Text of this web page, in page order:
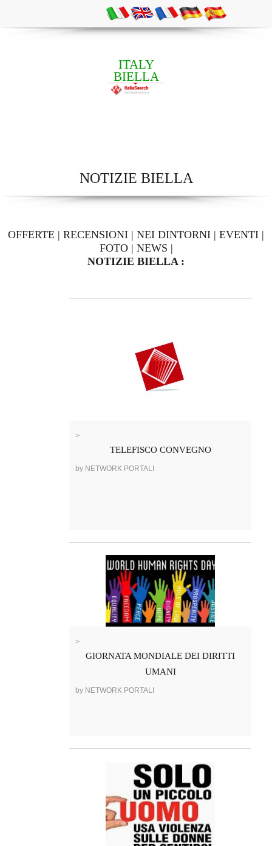
ITALY
BIELLA
NOTIZIE BIELLA
OFFERTE | RECENSIONI | NEI DINTORNI | EVENTI |
FOTO| NEWS |
NOTIZIE BIELLA :
>
TELEFISCO CONVEGNO
by NETWORK PORTALI
>
GIORNATA MONDIALE DEI DIRITTI
UMANI
by NETWORK PORTALI